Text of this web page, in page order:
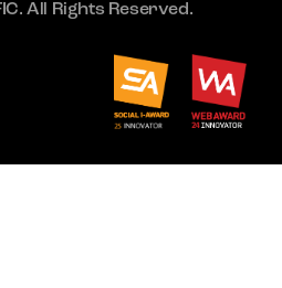
All Rights Reserved.